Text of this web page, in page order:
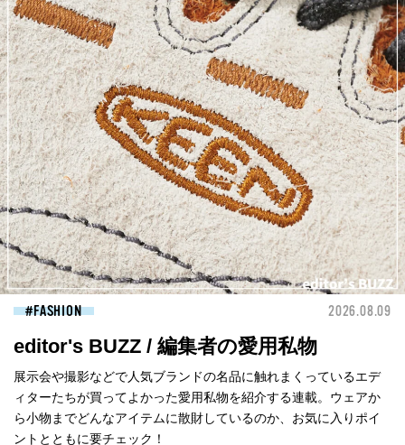
FASHION 2026.08.09
editor's BUZZ / 編集者の愛用私物
展示会や撮影などで人気ブランドの名品に触れまくっているエデ
ィターたちが買ってよかった愛用私物を紹介する連載。ウェアか
ら小物までどんなアイテムに散財しているのか、お気に入りポイ
ントとともに要チェック！